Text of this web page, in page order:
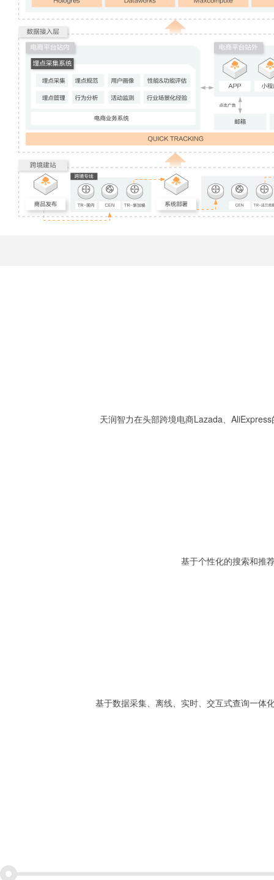
天润智力在头部跨境电商Lazada、
基于个性化的搜索和推
基于数据采集、离线、实时、交互式查询一体